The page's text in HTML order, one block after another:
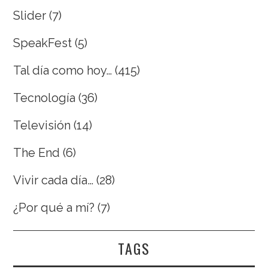
Slider (7)
SpeakFest (5)
Tal día como hoy… (415)
Tecnología (36)
Televisión (14)
The End (6)
Vivir cada día… (28)
¿Por qué a mí? (7)
TAGS